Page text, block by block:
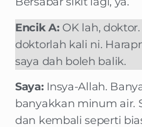
Encik A: OK lah,
doktorlah kali ni.
saya dah boleh balik.
Saya: Insya-Allah.
banyakkan minum air.
dan kembali seperti